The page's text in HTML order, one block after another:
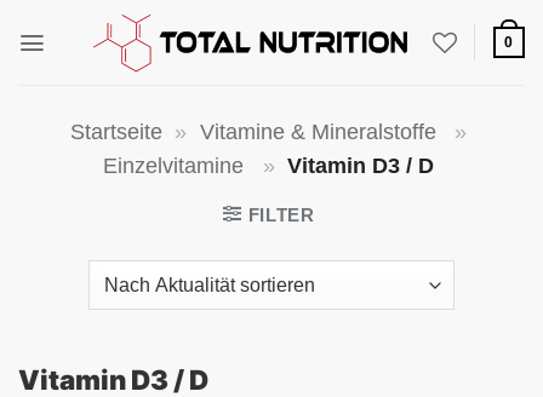
Inhalt
0
Startseite » Vitamine & Mineralstoffe
»
Einzelvitamine
» Vitamin D3 / D
FILTER
Vitamin D3 / D